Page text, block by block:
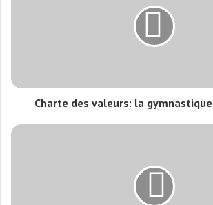
Charte des valeurs: la